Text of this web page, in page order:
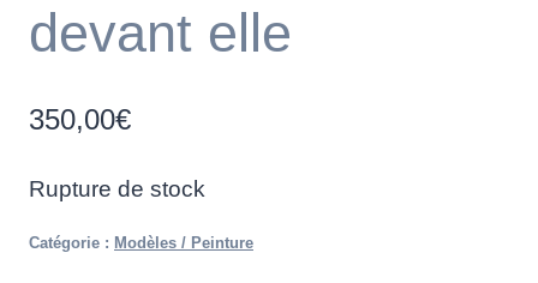
devant elle
350,00€
Rupture de stock
Catégorie : Modèles / Peinture